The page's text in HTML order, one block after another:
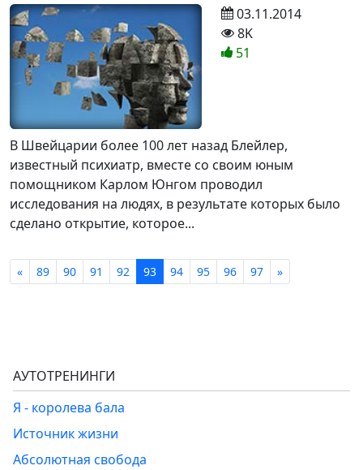
В Швейцарии более 100 лет назад Блейлер,
известный психиатр, вместе со своим юным
помощником Карлом Юнгом проводил
исследования на людях, в результате которых было
сделано открытие, которое...
03.11.2014
8K
51
« 89 90 91 92 93 94 95 96 97 »
АУТОТРЕНИНГИ
Я - королева бала
Источник жизни
Абсолютная свобода